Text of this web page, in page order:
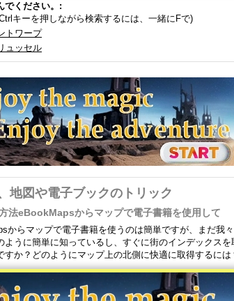
でください。:
キーを押しながら検索するには、一緒にFで)
トワープ
ュッセル
地図や電子ブックのトリック
法eBookMapsからマップで電子書籍を使用して
からマップで電子書籍を使うのは簡単ですが、まだ我
ように簡単に知っているし、すぐに街のインデックス
すか？どのようにマップ上の北側に快適に取得するに
なたは電子書籍をダウンロードするにはどうすれ